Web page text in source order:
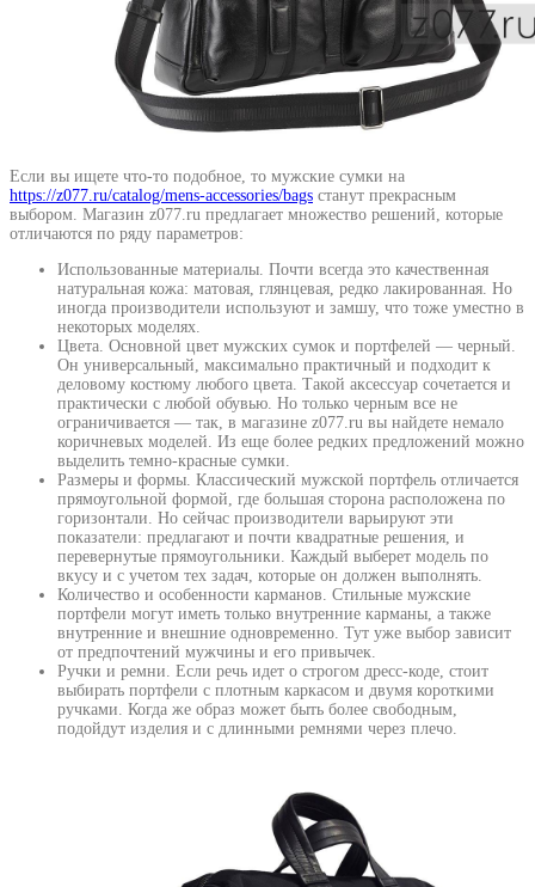
Если вы ищете что-то подобное, то мужские сумки на
https://z077.ru/catalog/mens-accessories/bags станут прекрасным
выбором. Магазин z077.ru предлагает множество решений, которые
отличаются по ряду параметров:
Использованные материалы. Почти всегда это качественная
натуральная кожа: матовая, глянцевая, редко лакированная. Но
иногда производители используют и замшу, что тоже уместно в
некоторых моделях.
Цвета. Основной цвет мужских сумок и портфелей — черный.
Он универсальный, максимально практичный и подходит к
деловому костюму любого цвета. Такой аксессуар сочетается и
практически с любой обувью. Но только черным все не
ограничивается — так, в магазине z077.ru вы найдете немало
коричневых моделей. Из еще более редких предложений можно
выделить темно-красные сумки.
Размеры и формы. Классический мужской портфель отличается
прямоугольной формой, где большая сторона расположена по
горизонтали. Но сейчас производители варьируют эти
показатели: предлагают и почти квадратные решения, и
перевернутые прямоугольники. Каждый выберет модель по
вкусу и с учетом тех задач, которые он должен выполнять.
Количество и особенности карманов. Стильные мужские
портфели могут иметь только внутренние карманы, а также
внутренние и внешние одновременно. Тут уже выбор зависит
от предпочтений мужчины и его привычек.
Ручки и ремни. Если речь идет о строгом дресс-коде, стоит
выбирать портфели с плотным каркасом и двумя короткими
ручками. Когда же образ может быть более свободным,
подойдут изделия и с длинными ремнями через плечо.